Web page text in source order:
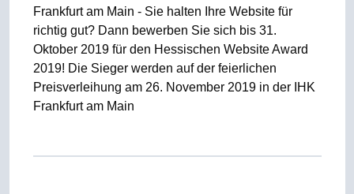
Frankfurt am Main - Sie halten Ihre Website für
richtig gut? Dann bewerben Sie sich bis 31.
Oktober 2019 für den Hessischen Website Award
2019! Die Sieger werden auf der feierlichen
Preisverleihung am 26. November 2019 in der IHK
Frankfurt am Main